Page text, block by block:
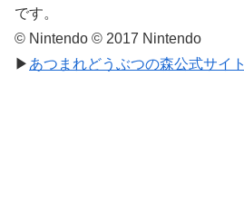
です。
© Nintendo © 2017 Nintendo
▶ あつまれどうぶつの森公式サイト